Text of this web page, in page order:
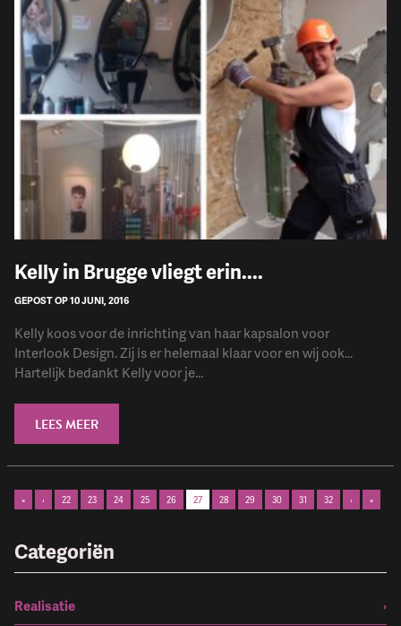
Kelly in Brugge vliegt erin....
GEPOST OP 10 JUNI, 2016
Kelly koos voor de inrichting van haar kapsalon voor
Interlook Design. Zij is er helemaal klaar voor en wij ook...
Hartelijk bedankt Kelly voor je...
LEES MEER
« ‹ 22 23 24 25 26 27 28 29 30 31 32 › »
Categoriën
Realisatie
›